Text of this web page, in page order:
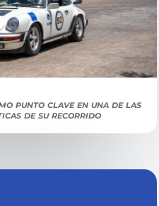
punto clave en una de las
de su recorrido